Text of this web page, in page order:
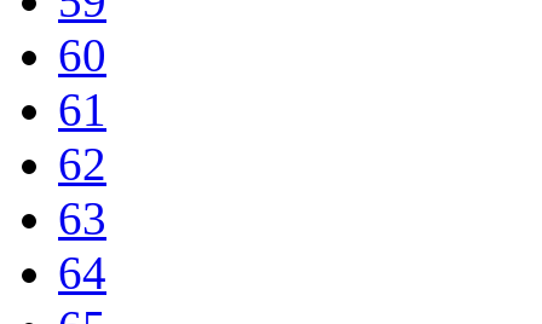
60
61
62
63
64